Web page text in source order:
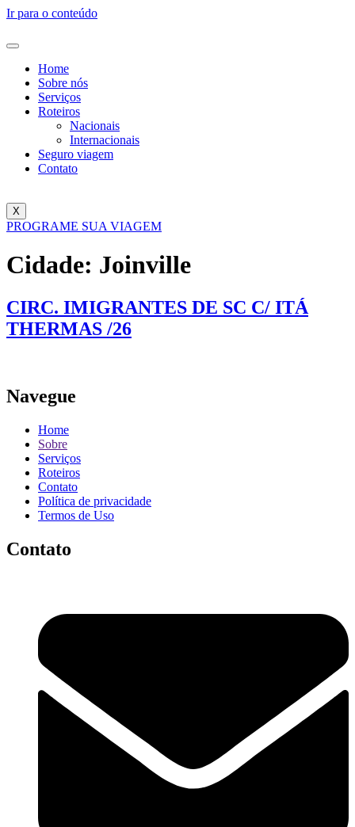
Ir para o conteúdo
Home
Sobre nós
Serviços
Roteiros
Nacionais
Internacionais
Seguro viagem
Contato
X
PROGRAME SUA VIAGEM
Cidade: Joinville
CIRC. IMIGRANTES DE SC C/ ITÁ
THERMAS /26
Navegue
Home
Sobre
Serviços
Roteiros
Contato
Política de privacidade
Termos de Uso
Contato